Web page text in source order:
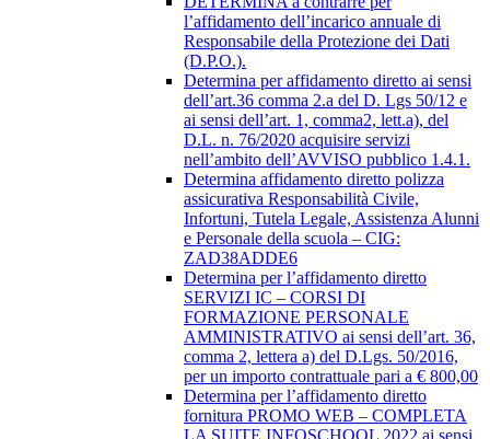
l’affidamento dell’incarico annuale di
Responsabile della Protezione dei Dati
(D.P.O.).
Determina per affidamento diretto ai sensi
dell’art.36 comma 2.a del D. Lgs 50/12 e
ai sensi dell’art. 1, comma2, lett.a), del
D.L. n. 76/2020 acquisire servizi
nell’ambito dell’AVVISO pubblico 1.4.1.
Determina affidamento diretto polizza
assicurativa Responsabilità Civile,
Infortuni, Tutela Legale, Assistenza Alunni
e Personale della scuola – CIG:
ZAD38ADDE6
Determina per l’affidamento diretto
SERVIZI IC – CORSI DI
FORMAZIONE PERSONALE
AMMINISTRATIVO ai sensi dell’art. 36,
comma 2, lettera a) del D.Lgs. 50/2016,
per un importo contrattuale pari a € 800,00
Determina per l’affidamento diretto
fornitura PROMO WEB – COMPLETA